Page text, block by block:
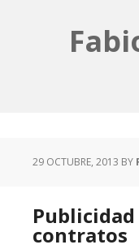
29 OCTUBRE, 2013 BY
contratos